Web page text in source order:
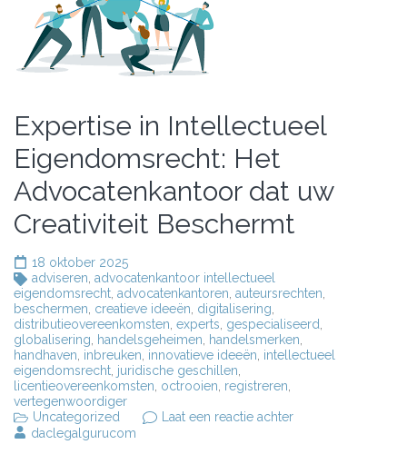
Expertise in Intellectueel
Eigendomsrecht: Het
Advocatenkantoor dat uw
Creativiteit Beschermt
18 oktober 2025
adviseren advocatenkantoor intellectueel
eigendomsrecht advocatenkantoren auteursrechten
beschermen creatieve ideeën digitalisering
distributieovereenkomsten experts gespecialiseerd
globalisering
handelsgeheimen handelsmerken
handhaven inbreuken innovatieve ideeën intellectueel
eigendomsrecht juridische geschillen
licentieovereenkomsten octrooien registreren
vertegenwoordiger
Uncategorized
Laat een reactie achterop
daclegalgurucom